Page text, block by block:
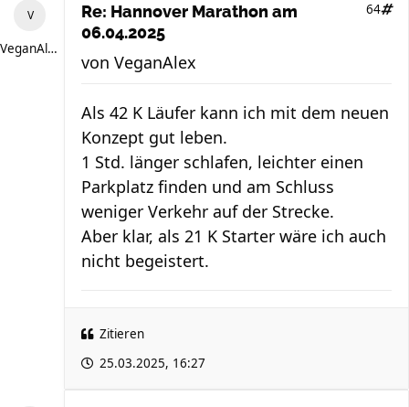
VeganAlex
Re: Hannover Marathon am
06.04.2025
64
von VeganAlex
Als 42 K Läufer kann ich mit dem neuen
Konzept gut leben.
1 Std. länger schlafen, leichter einen
Parkplatz finden und am Schluss
weniger Verkehr auf der Strecke.
Aber klar, als 21 K Starter wäre ich auch
nicht begeistert.
Zitieren
25.03.2025, 16:27